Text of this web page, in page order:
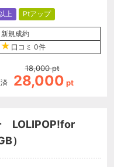
上 Ptアップ
新規成約
口コミ 0件
18,000 pt
28,000 pt
LOLIPOP!for
）